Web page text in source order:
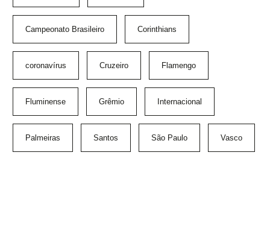
Campeonato Brasileiro Corinthians
coronavírus Cruzeiro Flamengo
Fluminense Grêmio Internacional
Palmeiras Santos São Paulo Vasco